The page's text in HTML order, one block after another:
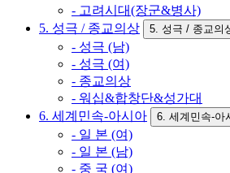
- 고려시대(장군&병사)
5. 성극 / 종교의상
5. 성극 / 종교의
- 성극 (남)
- 성극 (여)
- 종교의상
- 워십&합창단&성가대
6. 세계민속-아시아
6. 세계민속-아
- 일 본 (여)
- 일 본 (남)
- 중 국 (여)